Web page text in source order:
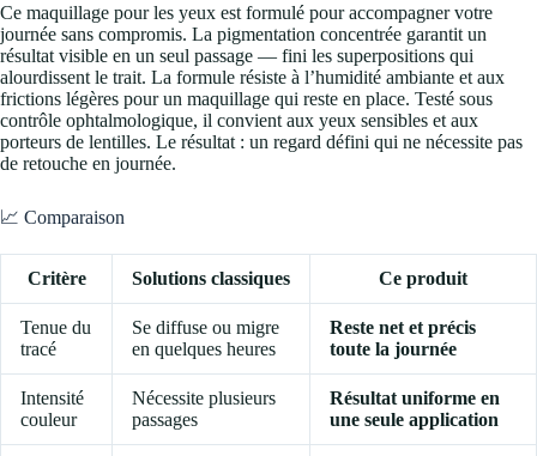
Ce maquillage pour les yeux est formulé pour accompagner votre
journée sans compromis. La pigmentation concentrée garantit un
résultat visible en un seul passage — fini les superpositions qui
alourdissent le trait. La formule résiste à l’humidité ambiante et aux
frictions légères pour un maquillage qui reste en place. Testé sous
contrôle ophtalmologique, il convient aux yeux sensibles et aux
porteurs de lentilles. Le résultat : un regard défini qui ne nécessite pas
de retouche en journée.
📈 Comparaison
Critère Solutions classiques Ce produit
Tenue du
tracé
Se diffuse ou migre
en quelques heures
Reste net et précis
toute la journée
Intensité
couleur
Nécessite plusieurs
passages
Résultat uniforme en
une seule application